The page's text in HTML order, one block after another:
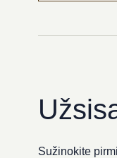
Sužinokite